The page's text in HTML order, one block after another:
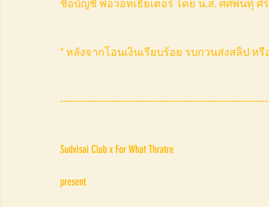
ชื่อบัญชี ฟอวอทเธียเตอร์ โดย น.ส. ศศพินทุ์ ศิ
* หลังจากโอนเงินเรียบร้อย รบกวนส่งสลิป หรือ ใ
Sudvisai Club x For What Thratre
present